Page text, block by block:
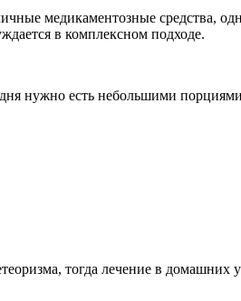
медикаментозные средства,
в комплексном подходе.
нужно есть небольшими
тогда лечение в домашних